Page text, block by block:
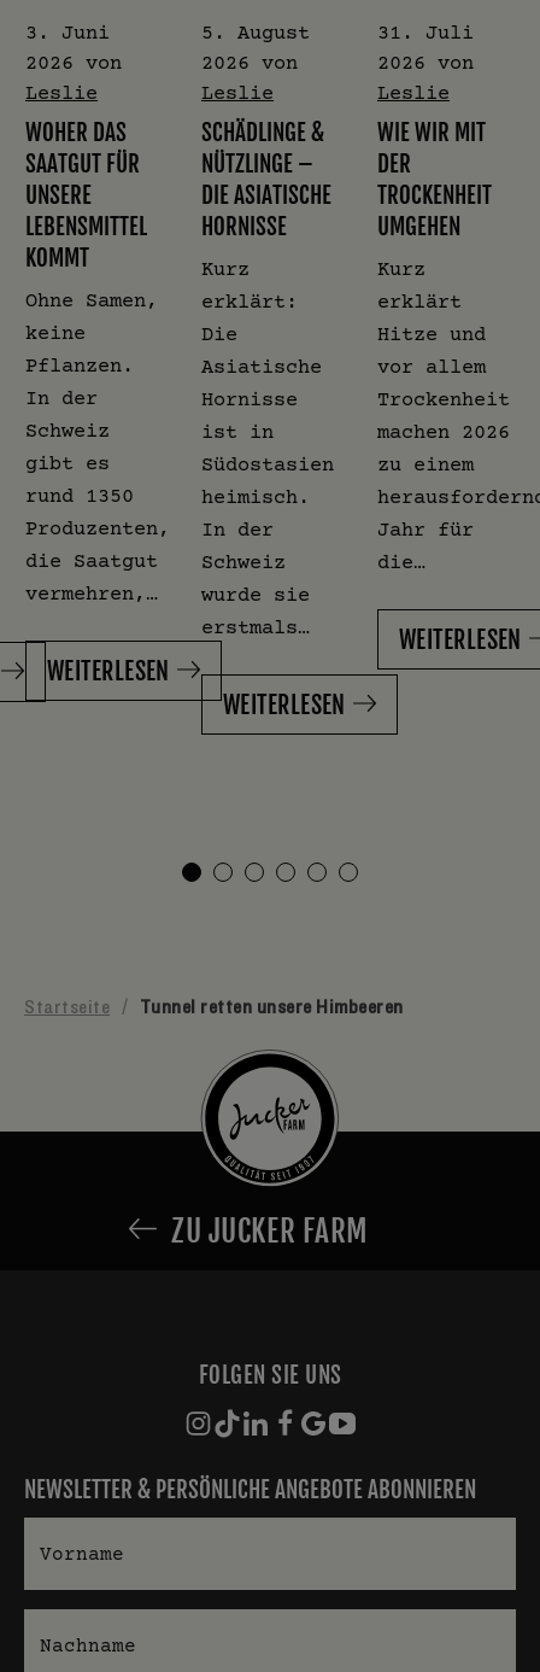
3. Juni
2026 von
Leslie
WOHER DAS
SAATGUT FÜR
UNSERE
LEBENSMITTEL
KOMMT
Ohne Samen,
keine
Pflanzen.
In der
Schweiz
gibt es
rund 1350
Produzenten,
die Saatgut
vermehren,…
WEITERLESEN
5. August
2026 von
Leslie
SCHÄDLINGE &
NÜTZLINGE –
DIE ASIATISCHE
HORNISSE
Kurz
erklärt:
Die
Asiatische
Hornisse
ist in
Südostasien
heimisch.
In der
Schweiz
wurde sie
erstmals…
WEITERLESEN
31. Juli
2026 von
Leslie
WIE WIR MIT
DER
TROCKENHEIT
UMGEHEN
Kurz
erklärt
Hitze und
vor allem
Trockenheit
machen 2026
zu einem
Jahr für
die…
WEITERLESEN
Startseite / Tunnel retten unsere Himbeeren
ZU JUCKER FARM
FOLGEN SIE UNS
NEWSLETTER & PERSÖNLICHE ANGEBOTE ABONNIEREN